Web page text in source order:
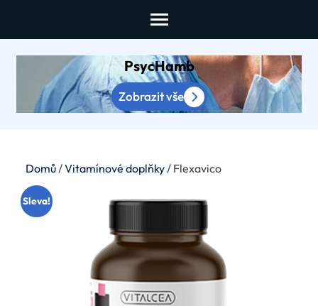
content
PsycHamb
Zobrazit vše
Domů/Vitamínové doplňky/ Flexavico
Sleva!